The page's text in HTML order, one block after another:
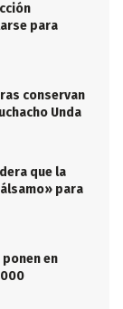
para
conservan
Unda
que la
para
en